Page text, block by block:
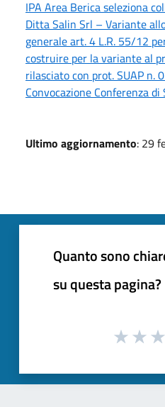
IPA Area Berica seleziona
Ditta Salin Srl – Variante
generale art. 4 L.R. 55/12
costruire per la variante al
rilasciato con prot. SUAP n.
Convocazione Conferenza
Ultimo aggiornamento: 29
Quanto sono
su questa pagina?